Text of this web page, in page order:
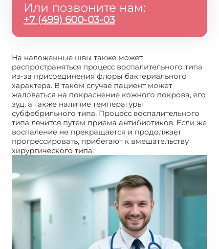
Или позвоните нам:
+7 (499) 600-03-03
На наложенные швы также может
распространяться процесс воспалительного типа
из-за присоединения флоры бактериального
характера. В таком случае пациент может
жаловаться на покраснение кожного покрова, его
зуд, а также наличие температуры
субфебрильного типа. Процесс воспалительного
типа лечится путем приема антибиотиков. Если же
воспаление не прекращается и продолжает
прогрессировать, прибегают к вмешательству
хирургического типа.